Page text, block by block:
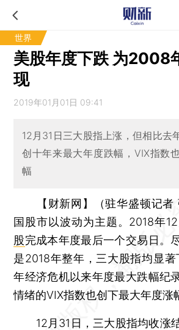
世界
美股年度下跌 为2008
现
2019年01月01日 09:41
12月31日三大股指上涨，但相比去
创十年来最大年度跌幅，VIX指数
幅
【财新网】（驻华盛顿记者
国股市以波动为主题。2018年12
股完成本年度最后一个交易日。
是2018年整年，三大股指均显
年经济危机以来年度最大跌幅纪
情绪的VIX指数也创下最大年度涨
12月31日，三大股指均收涨